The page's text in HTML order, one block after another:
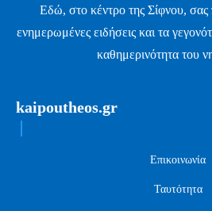
Εδώ, στο κέντρο της Σίφνου, σας
ενημερωμένες ειδήσεις και τα
καθημερινότητα του
kaipoutheos.gr
Επικοινωνία
Ταυτότητα